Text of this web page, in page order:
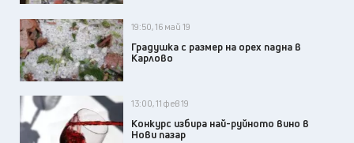
19:50, 16 май 19
Градушка с размер на орех падна в
Карлово
13:00, 11 фев 19
Конкурс избира най-руйното вино в
Нови пазар